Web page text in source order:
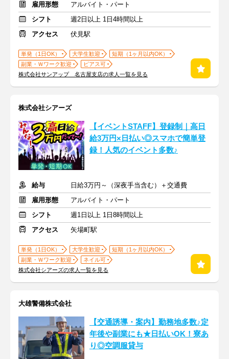
雇用形態
アルバイト・パート
シフト
週2日以上 1日4時間以上
アクセス
伏見駅
単発（1日OK） 大学生歓迎
短期（1ヶ月以内OK）
副業・Ｗワーク歓迎
ピアス可
株式会社サンアップ 名古屋支店の求人一覧を見る
株式会社シアーズ
【イベントSTAFF】登録制｜高日
給3万円×日払い◎スマホで簡単登
録！人気のイベント多数♪
給与
日給3万円～（深夜手当含む）＋交通費
雇用形態
アルバイト・パート
シフト
週1日以上 1日8時間以上
アクセス
矢場町駅
単発（1日OK） 大学生歓迎
短期（1ヶ月以内OK）
副業・Ｗワーク歓迎
ネイル可
株式会社シアーズの求人一覧を見る
大雄警備株式会社
【交通誘導・案内】勤務地多数♪定
年後や副業にも★日払いOK！寮あ
り◎空調服貸与